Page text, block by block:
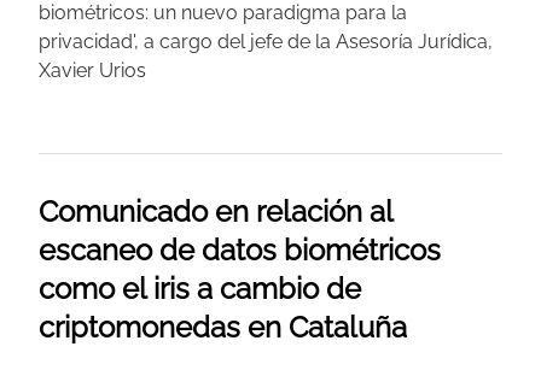
biométricos: un nuevo paradigma para la
privacidad', a cargo del jefe de la Asesoría Jurídica,
Xavier Urios
Comunicado en relación al
escaneo de datos biométricos
como el iris a cambio de
criptomonedas en Cataluña